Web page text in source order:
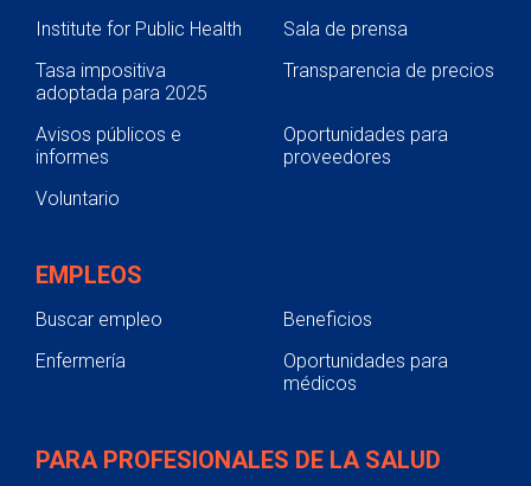
Institute for Public Health
Sala de prensa
Tasa impositiva
adoptada para 2025
Transparencia de precios
Avisos públicos e
informes
Oportunidades para
proveedores
Voluntario
EMPLEOS
Buscar empleo
Beneficios
Enfermería
Oportunidades para
médicos
PARA PROFESIONALES DE LA SALUD